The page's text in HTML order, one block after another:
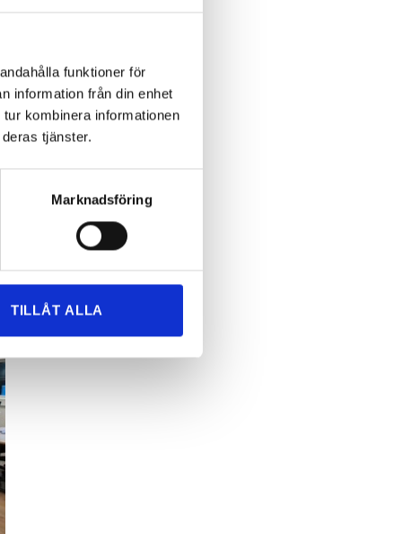
funktioner för
information från din enhet
kombinera informationen
tjänster.
Marknadsföring
TILLÅT ALLA